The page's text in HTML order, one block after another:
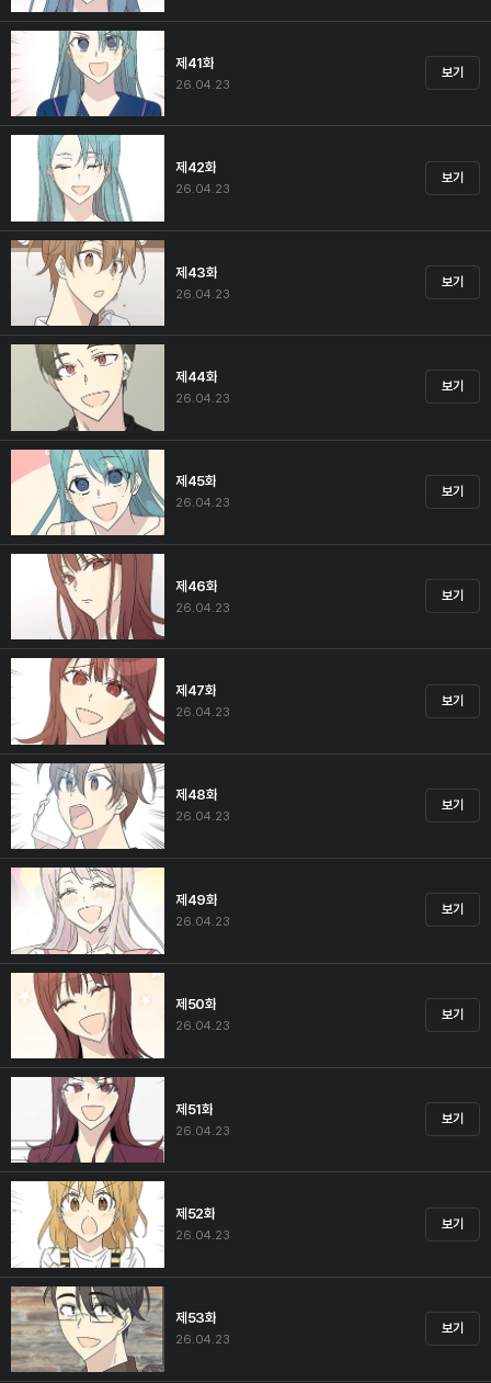
제41화
26.04.23
보기
제42화
26.04.23
보기
제43화
26.04.23
보기
제44화
26.04.23
보기
제45화
26.04.23
보기
제46화
26.04.23
보기
제47화
26.04.23
보기
제48화
26.04.23
보기
제49화
26.04.23
보기
제50화
26.04.23
보기
제51화
26.04.23
보기
제52화
26.04.23
보기
제53화
26.04.23
보기